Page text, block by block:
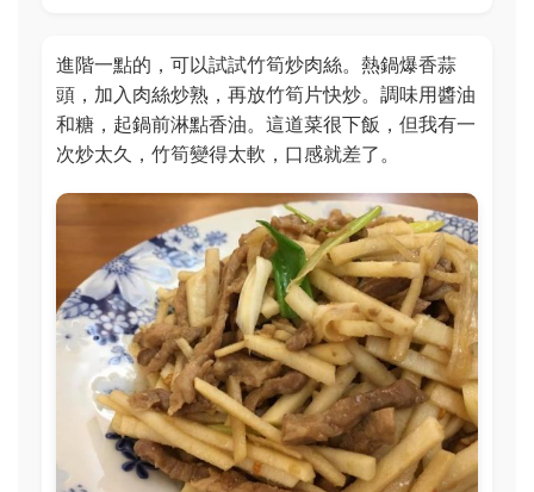
進階一點的，可以試試竹筍炒肉絲。熱鍋爆香蒜
頭，加入肉絲炒熟，再放竹筍片快炒。調味用醬油
和糖，起鍋前淋點香油。這道菜很下飯，但我有一
次炒太久，竹筍變得太軟，口感就差了。